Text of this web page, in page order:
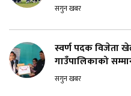
सगुन खबर
स्वर्ण पदक विजेता
गाउँपालिकाको
सगुन खबर